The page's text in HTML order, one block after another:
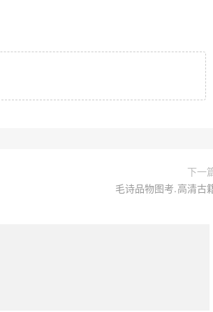
下一
毛诗品物图考.高清古